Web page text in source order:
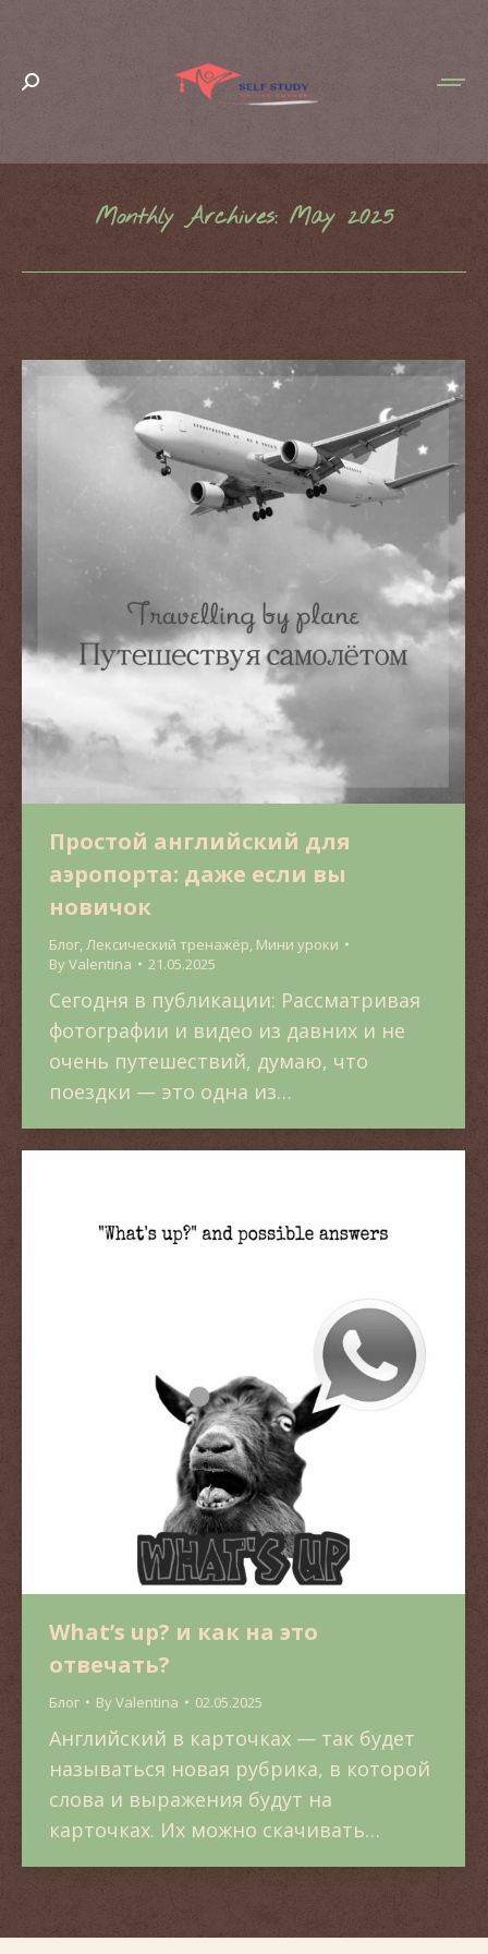
Search:
Monthly Archives: May 2025
Простой английский для
аэропорта: даже если вы
новичок
Блог,Лексический тренажёр, Мини уроки
ByValentina 21.05.2025
Сегодня в публикации: Рассматривая
фотографии и видео из давних и не
очень путешествий, думаю, что
поездки — это одна из…
What’s up? и как на это
отвечать?
Блог ByValentina 02.05.2025
Английский в карточках — так будет
называться новая рубрика, в которой
слова и выражения будут на
карточках. Их можно скачивать…